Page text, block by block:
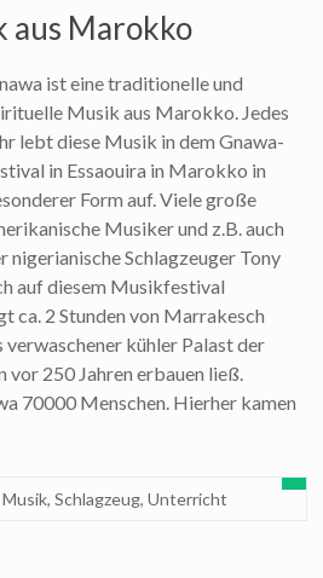
aus Marokko
ist eine traditionelle und
Musik aus Marokko. Jedes
lebt diese Musik in dem Gnawa-
in Essaouira in Marokko in
Form auf. Viele große
Musiker und z.B. auch
nigerianische Schlagzeuger Tony
auf diesem Musikfestival
ca. 2 Stunden von Marrakesch
kühler Palast der
vor 250 Jahren erbauen ließ.
70000 Menschen. Hierher kamen
Musik,Schlagzeug,Unterricht